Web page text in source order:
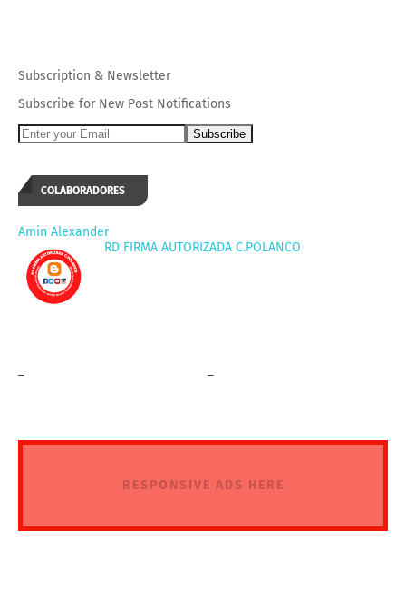
Subscription & Newsletter
Subscribe for New Post Notifications
COLABORADORES
Amin Alexander
RD FIRMA AUTORIZADA C.POLANCO
RESPONSIVE ADS HERE